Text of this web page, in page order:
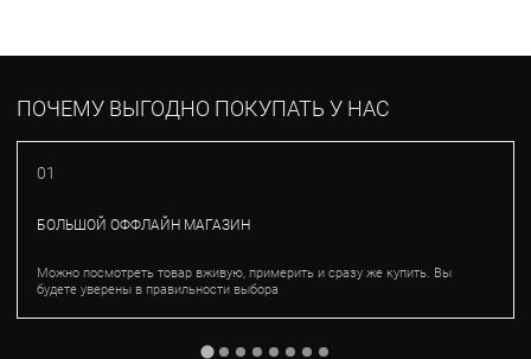
ПОЧЕМУ ВЫГОДНО ПОКУПАТЬ У НАС
01
БОЛЬШОЙ ОФФЛАЙН МАГАЗИН
Можно посмотреть товар вживую, примерить и сразу же купить. Вы
будете уверены в правильности выбора